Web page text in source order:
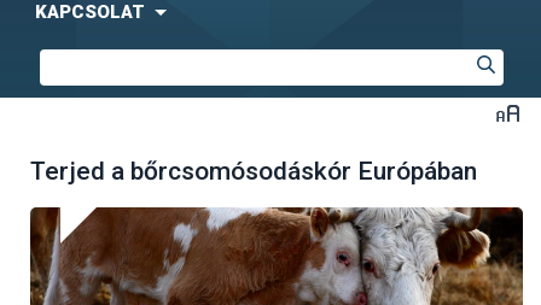
KAPCSOLAT
Terjed a bőrcsomósodáskór Európában